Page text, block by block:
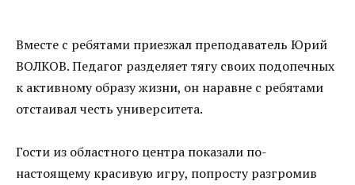
Вместе с ребятами приезжал преподаватель Юрий
ВОЛКОВ. Педагог разделяет тягу своих подопечных
к активному образу жизни, он наравне с ребятами
отстаивал честь университета.
Гости из областного центра показали по-
настоящему красивую игру, попросту разгромив